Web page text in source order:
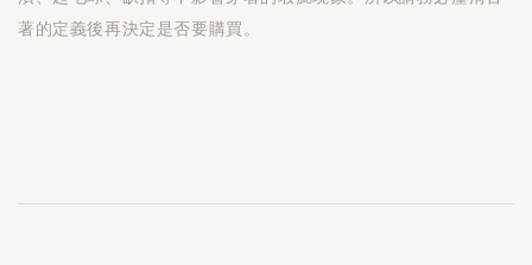
著的定義後再決定是否要購買。